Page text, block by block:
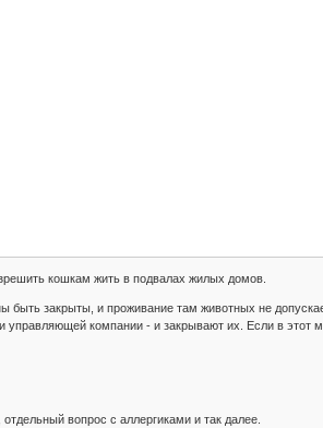
кошкам жить в подвалах жилых домов.
закрыты, и проживание там животных не
управляющей компании - и закрывают их. Если в этот
вопрос с аллергиками и так далее.